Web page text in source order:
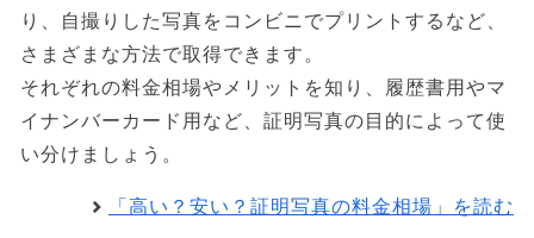
り、自撮りした写真をコンビニでプリントするなど、
さまざまな方法で取得できます。
それぞれの料金相場やメリットを知り、履歴書用やマ
イナンバーカード用など、証明写真の目的によって使
い分けましょう。
「高い？安い？証明写真の料金相場」を読む